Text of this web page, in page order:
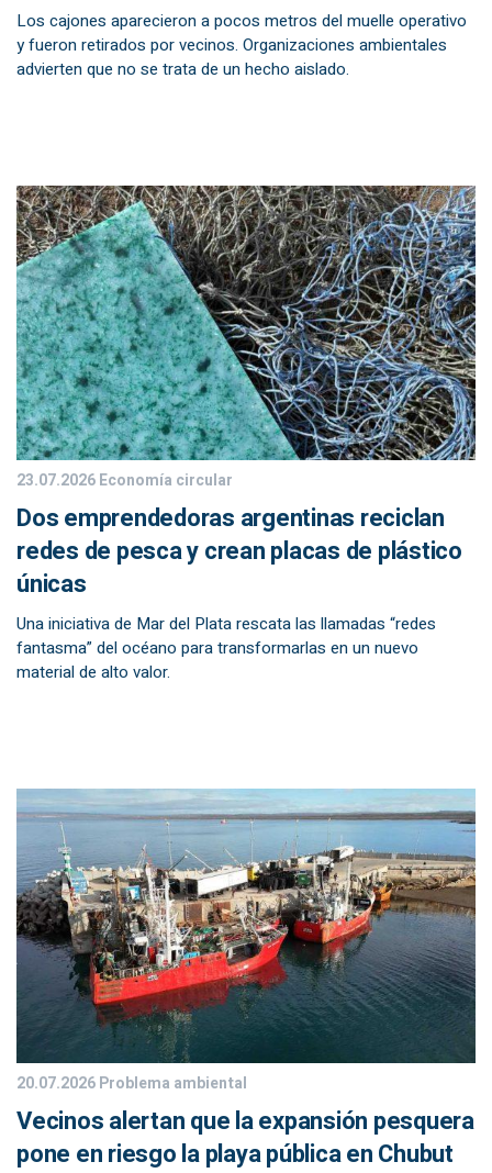
Los cajones aparecieron a pocos metros del muelle operativo
y fueron retirados por vecinos. Organizaciones ambientales
advierten que no se trata de un hecho aislado.
23.07.2026Economía circular
Dos emprendedoras argentinas reciclan
redes de pesca y crean placas de plástico
únicas
Una iniciativa de Mar del Plata rescata las llamadas “redes
fantasma” del océano para transformarlas en un nuevo
material de alto valor.
20.07.2026Problema ambiental
Vecinos alertan que la expansión pesquera
pone en riesgo la playa pública en Chubut